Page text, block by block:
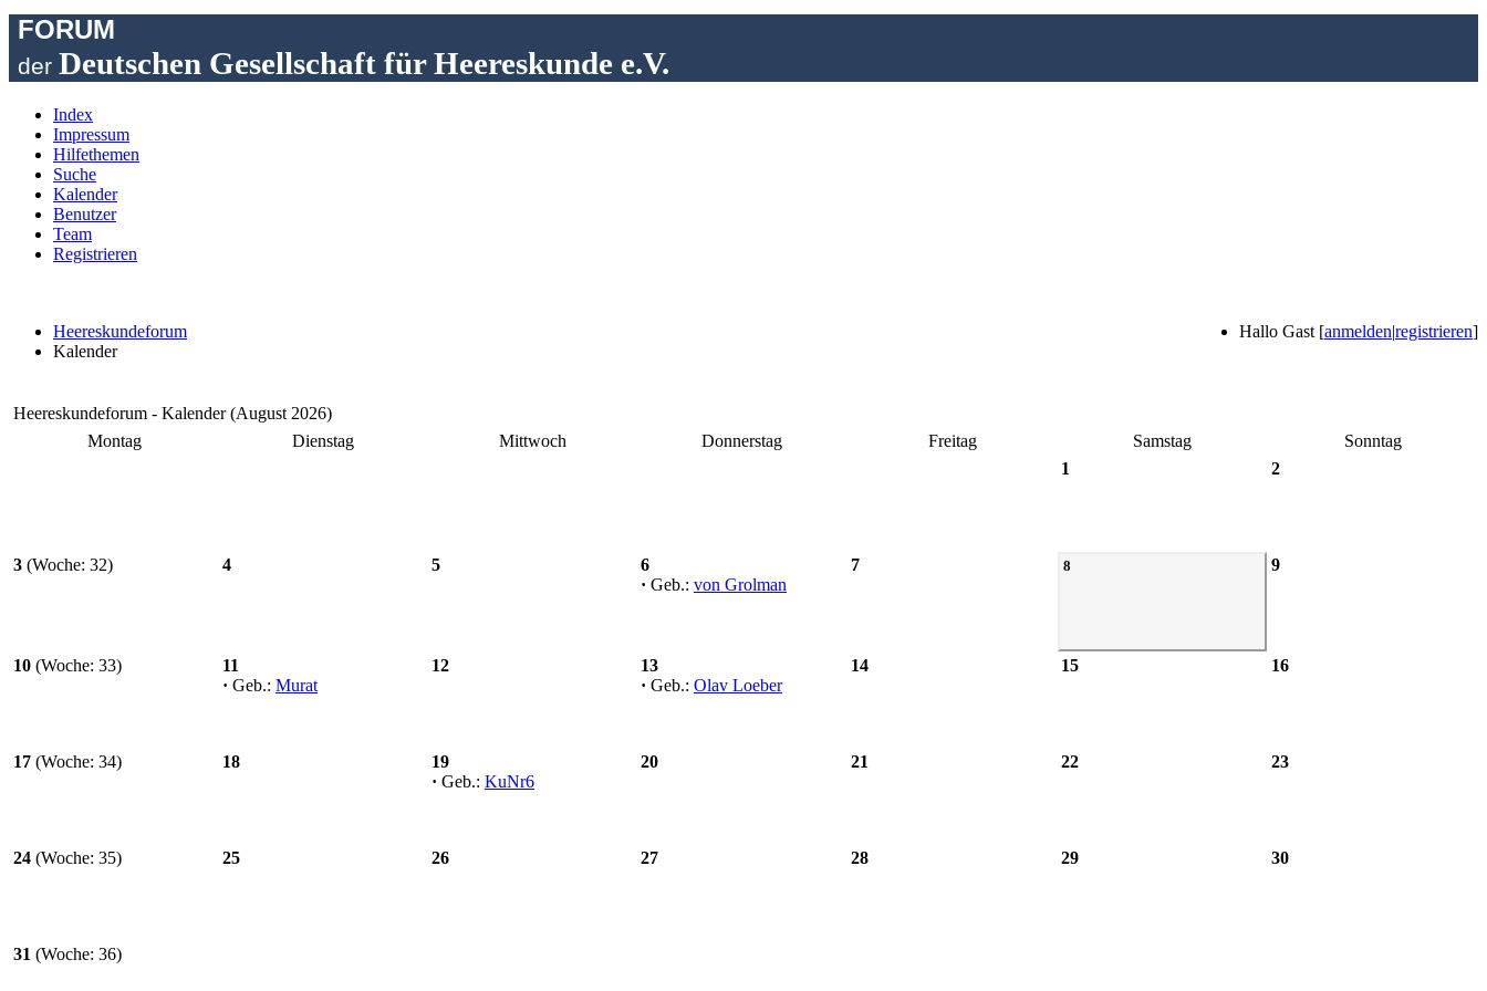
FORUM
der Deutschen Gesellschaft für Heereskunde e.V.
Index
Impressum
Hilfethemen
Suche
Kalender
Benutzer
Team
Registrieren
Hallo Gast [anmelden|registrieren]
Heereskundeforum
Kalender
Heereskundeforum - Kalender (August 2026)
Montag
Dienstag Mittwoch Donnerstag Freitag Samstag
Sonntag
1
2
3 (Woche: 32) 4 5
6
· Geb.: von Grolman
7 8 9
10 (Woche: 33)
11
· Geb.: Murat
12
13
· Geb.: Olav Loeber
14 15 16
17 (Woche: 34) 18
19
· Geb.: KuNr6
20 21 22 23
24 (Woche: 35) 25 26 27 28 29 30
31 (Woche: 36)